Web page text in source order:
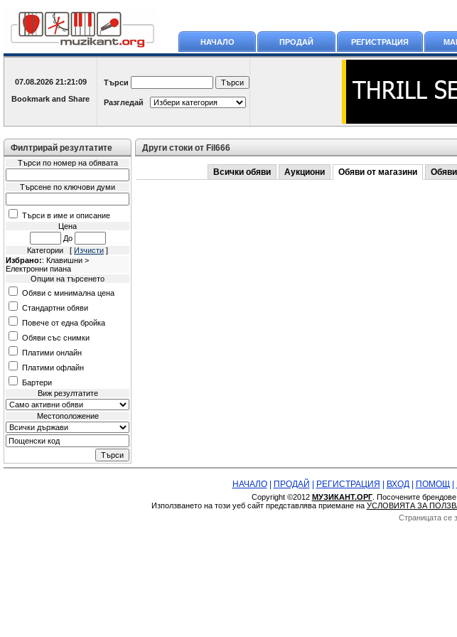
НАЧАЛО ПРОДАЙ РЕГИСТРАЦИЯ
07.08.2026 21:21:09 Търси
Разгледай
Филтрирай резултатите
Търси по номер на обявата
Търсене по ключови думи
Търси в име и описание
Цена
До
Категории [ Изчисти ]
Избрано:: Клавишни >
Електронни пиана
Опции на търсенето
Обяви с минимална цена
Стандартни обяви
Повече от една бройка
Обяви със снимки
Платими онлайн
Платими офлайн
Бартери
Виж резултатите
Местоположение
Други стоки от Fil666
Всички обяви Аукциони Обяви от магазини
НАЧАЛО| ПРОДАЙ РЕГИСТРАЦИЯ ВХОД| ПОМОЩ|
Copyright ©2012 МУЗИКАНТ.ОРГ. Посочените
Използването на този уеб сайт представлява приемане на УСЛОВИЯТА ЗА
Страницата се